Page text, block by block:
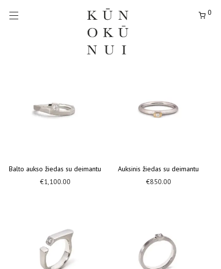
0
Balto aukso žiedas su deimantu
€1,100.00
Auksinis žiedas su deimantu
€850.00